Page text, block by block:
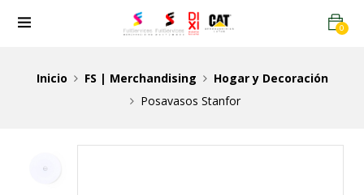
0
Inicio FS | Merchandising
Hogar y Decoración
Posavasos Stanfor